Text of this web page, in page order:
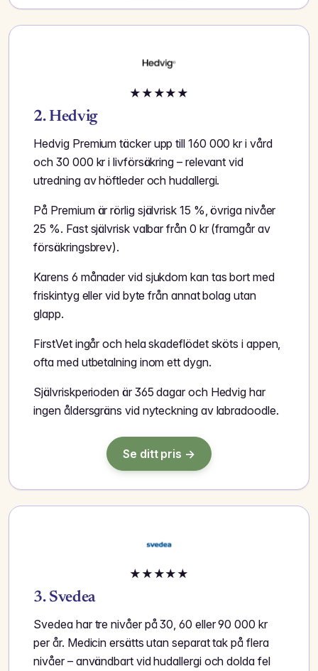
★ ★ ★★ ★
2. Hedvig
Hedvig Premium täcker upp till 160 000 kr i vård
och 30 000 kr i livförsäkring – relevant vid
utredning av höftleder och hudallergi.
På Premium är rörlig självrisk 15 %, övriga nivåer
25 %. Fast självrisk valbar från 0 kr (framgår av
försäkringsbrev).
Karens 6 månader vid sjukdom kan tas bort med
friskintyg eller vid byte från annat bolag utan
glapp.
FirstVet ingår och hela skadeflödet sköts i appen,
ofta med utbetalning inom ett dygn.
Självriskperioden är 365 dagar och Hedvig har
ingen åldersgräns vid nyteckning av labradoodle.
Se ditt pris →
★ ★ ★★ ★
3. Svedea
Svedea har tre nivåer på 30, 60 eller 90 000 kr
per år. Medicin ersätts utan separat tak på flera
nivåer – användbart vid hudallergi och dolda fel